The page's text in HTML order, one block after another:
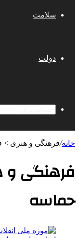
سلامت
دولت
خانه/فرهنگی و هنری >
فرهنگی و
حماسه